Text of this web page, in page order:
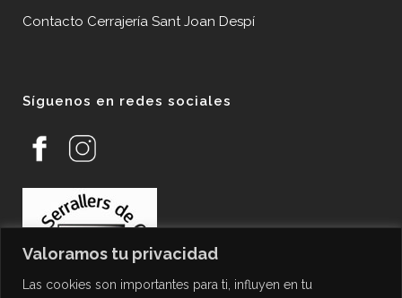
Valoramos tu privacidad
Las cookies son importantes para ti, influyen en tu
Contacto Cerrajería Sant Joan Despí
Síguenos en redes sociales